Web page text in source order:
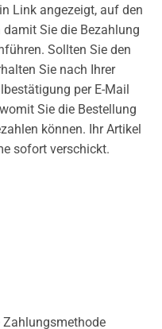
Link angezeigt, auf den
Sie die Bezahlung
Sollten Sie den
Sie nach Ihrer
per E-Mail
Sie die Bestellung
können. Ihr Artikel
sofort verschickt.
Zahlungsmethode